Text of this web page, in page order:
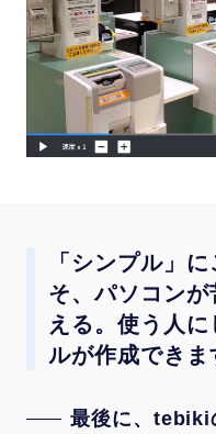
「シンプル」
そ、パソコン
える。使う人
ルが作成できま
最後に、tebiki